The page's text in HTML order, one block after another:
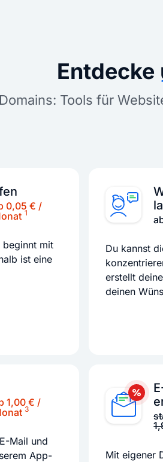
Entdecke
Tools für
0,05 € /
1
beginnt mit
ist eine
Du kannst
erstellt
deinen
1,00 € /
3
Mail und
App-
Mit eigener